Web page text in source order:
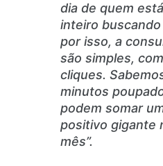
dia de quem
inteiro
por isso, a
são simples,
cliques.
minutos
podem somar
positivo gigante
mês”.